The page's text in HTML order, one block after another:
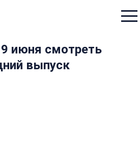
июня смотреть
выпуск